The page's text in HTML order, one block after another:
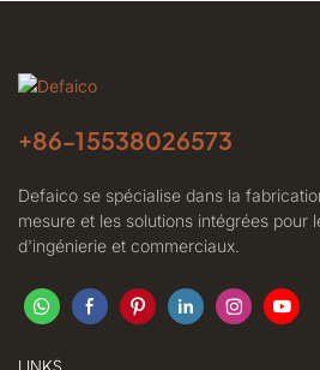
+86-15538026573
Defaico se spécialise dans la
mesure et les solutions intégrées pour
d'ingénierie et commerciaux.